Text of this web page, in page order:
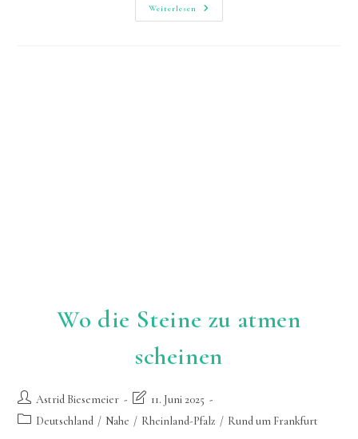
Weiterlesen
Am
Rotenfels
Wo die Steine zu atmen
scheinen
Beitrags-
Autor:
Astrid Biesemeier
Beitrag
zuletzt
geändert
11. Juni 2025
Beitrags-Deutschland / Nahe / Rheinland-Pfalz / Rund um Frankfurt